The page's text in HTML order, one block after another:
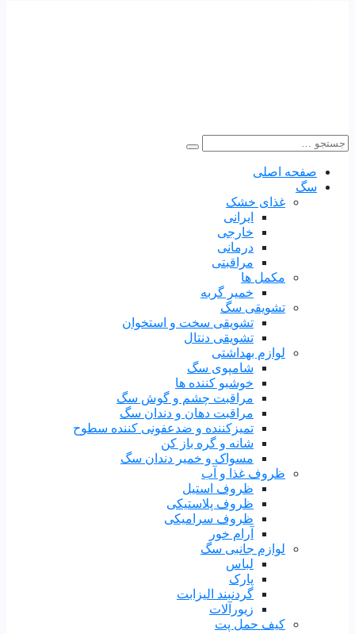
صفحه اصلی
سگ
غذای خشک
ایرانی
خارجی
درمانی
مراقبتی
مکمل ها
خمیر گربه
تشویقی سگ
تشویقی سخت و استخوان
تشویقی دنتال
لوازم بهداشتی
شامپوی سگ
خوشبو کننده ها
مراقبت چشم و گوش سگ
مراقبت دهان و دندان سگ
تمیزکننده و ضدعفونی کننده سطوح
شانه و گره باز کن
مسواک و خمیر دندان سگ
ظروف غذا و آب
ظروف استیل
ظروف پلاستیکی
ظروف سرامیکی
آرام خور
لوازم جانبی سگ
لباس
پارک
گردنبند الیزابت
زیورآلات
کیف حمل پت